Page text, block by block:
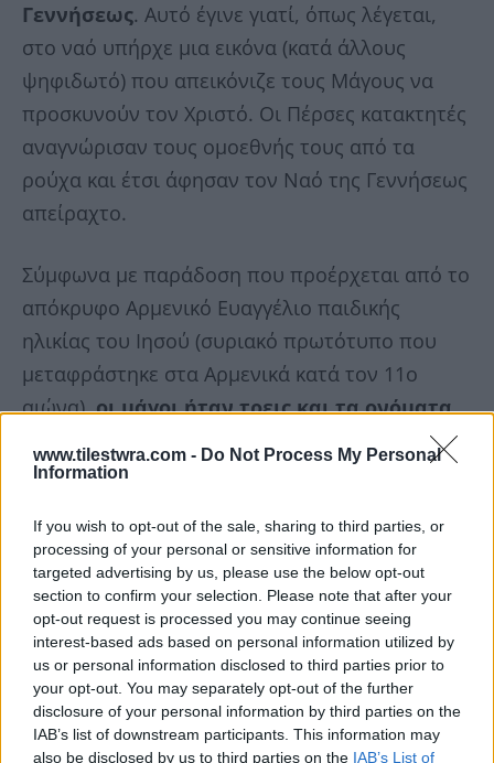
www.tilestwra.com - Do Not Process My Personal
Information
If you wish to opt-out of the sale, sharing to third parties, or
processing of your personal or sensitive information for
targeted advertising by us, please use the below opt-out
section to confirm your selection. Please note that after your
opt-out request is processed you may continue seeing
interest-based ads based on personal information utilized by
us or personal information disclosed to third parties prior to
your opt-out. You may separately opt-out of the further
disclosure of your personal information by third parties on the
IAB’s list of downstream participants. This information may
also be disclosed by us to third parties on the IAB’s List of
Γεννήσεως. Αυτό έγινε γιατί, όπως λέγεται,
στο ναό υπήρχε μια εικόνα (κατά άλλους
ψηφιδωτό) που απεικόνιζε τους Μάγους να
προσκυνούν τον Χριστό. Οι Πέρσες κατακτητές
αναγνώρισαν τους ομοεθνής τους από τα
ρούχα και έτσι άφησαν τον Ναό της Γεννήσεως
απείραχτο.
Σύμφωνα με παράδοση που προέρχεται από το
απόκρυφο Αρμενικό Ευαγγέλιο παιδικής
ηλικίας του Ιησού (συριακό πρωτότυπο που
μεταφράστηκε στα Αρμενικά κατά τον 11ο
αιώνα),οι μάγοι ήταν τρεις και τα ονόματα
αυτών, Μελχιώρ, Βαλτασάρ και Γασπάρ.